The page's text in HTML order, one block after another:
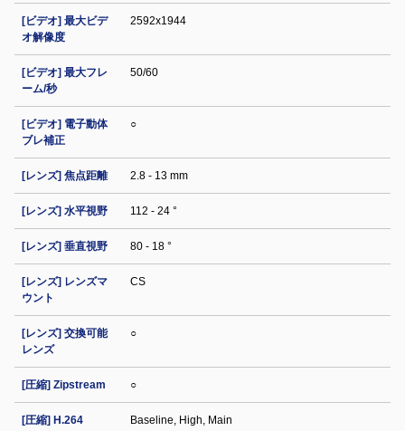
[ビデオ] 最大ビデ
オ解像度
2592x1944
[ビデオ] 最大フレ
ーム/秒
50/60
[ビデオ] 電子動体
ブレ補正
○
[レンズ] 焦点距離 2.8 - 13 mm
[レンズ] 水平視野 112 - 24 °
[レンズ] 垂直視野 80 - 18 °
[レンズ] レンズマ
ウント
CS
[レンズ] 交換可能
レンズ
○
[圧縮] Zipstream ○
[圧縮] H.264 Baseline, High, Main